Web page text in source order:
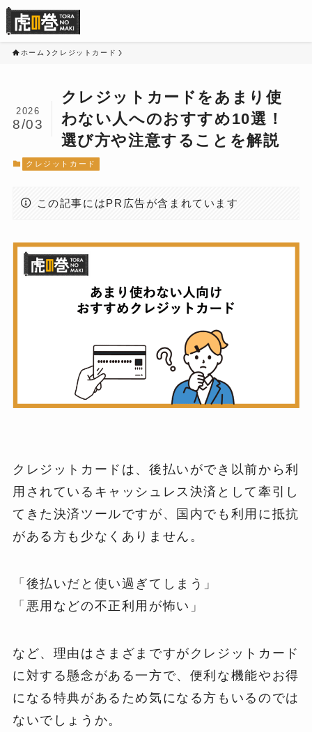
ホーム クレジットカード
クレジットカードをあまり使
わない人へのおすすめ10選！
選び方や注意することを解説
2026
8/03
クレジットカード
この記事にはPR広告が含まれています
クレジットカードは、後払いができ以前から利
用されているキャッシュレス決済として牽引し
てきた決済ツールですが、国内でも利用に抵抗
がある方も少なくありません。
「後払いだと使い過ぎてしまう」
「悪用などの不正利用が怖い」
など、理由はさまざまですがクレジットカード
に対する懸念がある一方で、便利な機能やお得
になる特典があるため気になる方もいるのでは
ないでしょうか。